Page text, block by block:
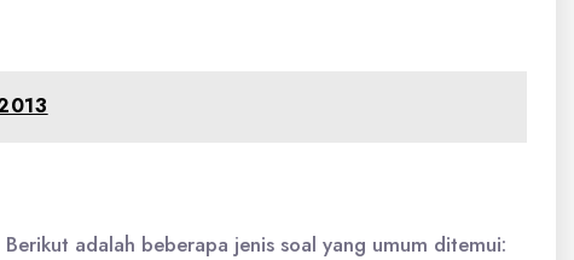
adalah beberapa jenis soal yang umum ditemui: